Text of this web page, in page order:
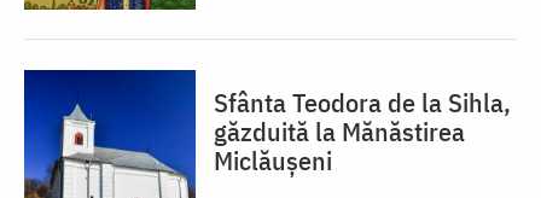
Sfânta Teodora de la Sihla,
găzduită la Mănăstirea
Miclăușeni